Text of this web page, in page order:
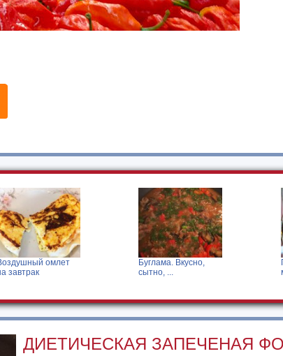
Буглама. Вкусно,
сытно, ...
Плов из свинины на
мангале ...
ДИЕТИЧЕСКАЯ ЗАПЕЧЕНАЯ